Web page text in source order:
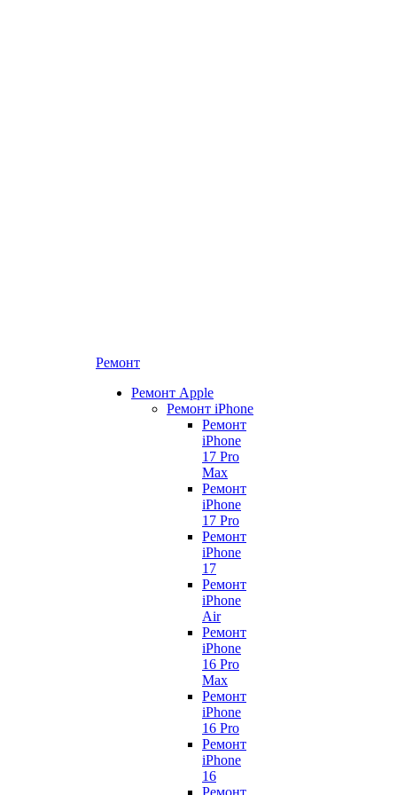
Ремонт
Ремонт Apple
Ремонт iPhone
Ремонт
iPhone
17 Pro
Max
Ремонт
iPhone
17 Pro
Ремонт
iPhone
17
Ремонт
iPhone
Air
Ремонт
iPhone
16 Pro
Max
Ремонт
iPhone
16 Pro
Ремонт
iPhone
16
Ремонт